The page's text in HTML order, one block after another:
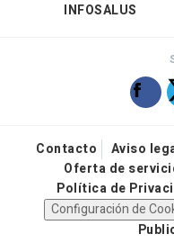
INFOSALUS
Contacto Aviso
Oferta de
Política de
Configuración de